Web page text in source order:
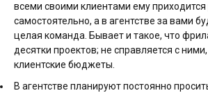
всеми своими клиентами ему приходится
самостоятельно, а в агентстве за вами
целая команда. Бывает и такое, что
десятки проектов; не справляется с
клиентские бюджеты.
В агентстве планируют постоянно